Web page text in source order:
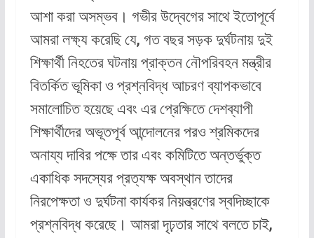
আশা করা অসম্ভব। গভীর উদ্বেগের সাথে ইতোপূর্বে
আমরা লক্ষ্য করেছি যে, গত বছর সড়ক দুর্ঘটনায় দুই
শিক্ষার্থী নিহতের ঘটনায় প্রাক্তন নৌপরিবহন মন্ত্রীর
বিতর্কিত ভূমিকা ও প্রশ্নবিদ্ধ আচরণ ব্যাপকভাবে
সমালোচিত হয়েছে এবং এর প্রেক্ষিতে দেশব্যাপী
শিক্ষার্থীদের অভূতপূর্ব আন্দোলনের পরও শ্রমিকদের
অনায্য দাবির পক্ষে তার এবং কমিটিতে অন্তর্ভুক্ত
একাধিক সদস্যের প্রত্যক্ষ অবস্থান তাদের
নিরপেক্ষতা ও দুর্ঘটনা কার্যকর নিয়ন্ত্রণের স্বদিচ্ছাকে
প্রশ্নবিদ্ধ করেছে। আমরা দৃঢ়তার সাথে বলতে চাই,